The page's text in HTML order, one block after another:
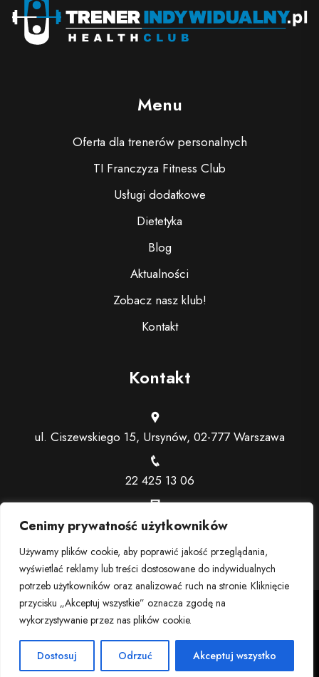
Cenimy prywatność użytkowników
Używamy plików cookie, aby poprawić jakość przeglądania,
wyświetlać reklamy lub treści dostosowane do indywidualnych
potrzeb użytkowników oraz analizować ruch na stronie. Kliknięcie
przycisku „Akceptuj wszystkie” oznacza zgodę na
wykorzystywanie przez nas plików cookie.
Dostosuj Odrzuć Akceptuj wszystko
Menu
Oferta dla trenerów personalnych
TI Franczyza Fitness Club
Usługi dodatkowe
Dietetyka
Blog
Aktualności
Zobacz nasz klub!
Kontakt
Kontakt
ul. Ciszewskiego 15, Ursynów, 02-777 Warszawa
22 425 13 06
recepcja@trenerindywidualny.pl
2024 © Trener personalny Warszawa - Ursynów | Siłownia,
Regulaminy dotyczące klubu Polityka prywatności